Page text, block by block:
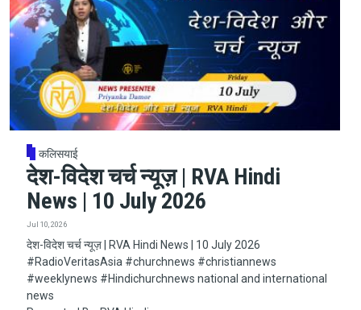
कलिसयाई
देश-विदेश चर्च न्यूज़ | RVA Hindi
News | 10 July 2026
Jul 10, 2026
देश-विदेश चर्च न्यूज़ | RVA Hindi News | 10 July 2026
#RadioVeritasAsia​​​​​ #churchnews​​​​​ #christiannews​​​​​
#weeklynews​ #Hindichurchnews national and international
news